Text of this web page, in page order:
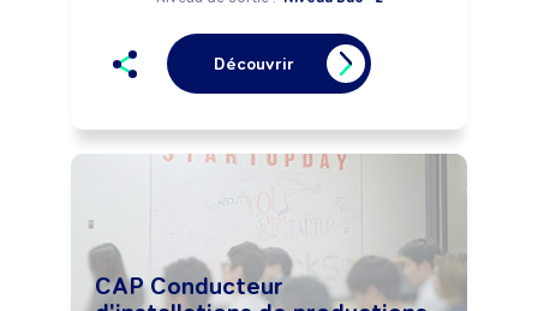
Découvrir
CAP Conducteur